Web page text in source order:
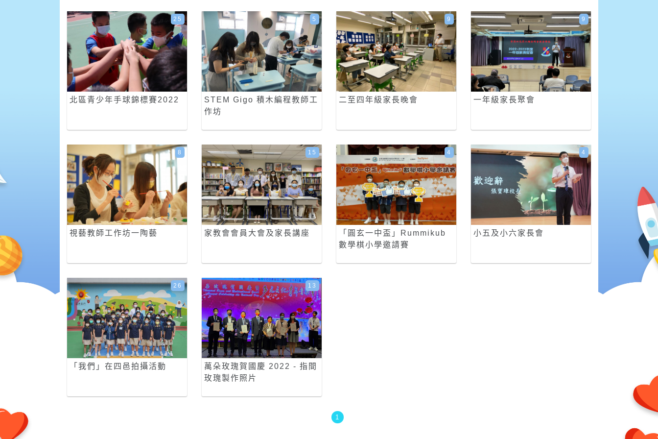
北區青少年手球錦標賽2022
25
STEM Gigo 積木編程教師工
作坊
5
二至四年級家長晚會
9
一年級家長聚會
9
視藝教師工作坊一陶藝
8
家教會會員大會及家長講座
15
「圓玄一中盃」Rummikub
數學棋小學邀請賽
4
小五及小六家長會
4
「我們」在四邑拍攝活動
26
萬朵玫瑰賀國慶 2022 - 指間
玫瑰製作照片
13
1